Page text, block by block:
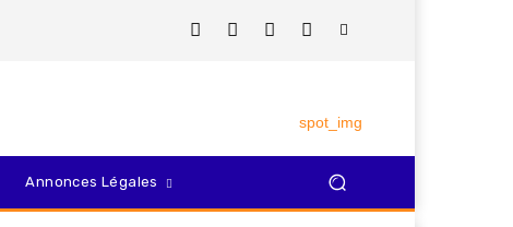
Annonces Légales